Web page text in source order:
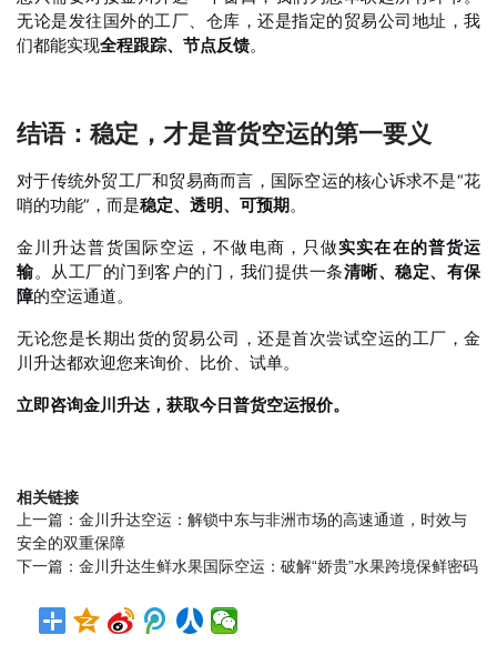
无论是发往国外的工厂、仓库，还是指定的贸易公司地址，我
们都能实现全程跟踪、节点反馈。
结语：稳定，才是普货空运的第一要义
对于传统外贸工厂和贸易商而言，国际空运的核心诉求不是“花
哨的功能”，而是稳定、透明、可预期。
金川升达普货国际空运，不做电商，只做实实在在的普货运
输。从工厂的门到客户的门，我们提供一条清晰、稳定、有保
障的空运通道。
无论您是长期出货的贸易公司，还是首次尝试空运的工厂，金
川升达都欢迎您来询价、比价、试单。
立即咨询金川升达，获取今日普货空运报价。
相关链接
上一篇： 金川升达空运：解锁中东与非洲市场的高速通道，时效与
安全的双重保障
下一篇： 金川升达生鲜水果国际空运：破解“娇贵”水果跨境保鲜密码